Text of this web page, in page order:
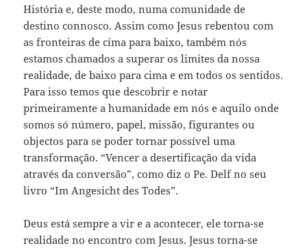
História e, deste modo, numa comunidade de
destino connosco. Assim como Jesus rebentou com
as fronteiras de cima para baixo, também nós
estamos chamados a superar os limites da nossa
realidade, de baixo para cima e em todos os sentidos.
Para isso temos que descobrir e notar
primeiramente a humanidade em nós e aquilo onde
somos só número, papel, missão, figurantes ou
objectos para se poder tornar possível uma
transformação. “Vencer a desertificação da vida
através da conversão”, como diz o Pe. Delf no seu
livro “Im Angesicht des Todes”.
Deus está sempre a vir e a acontecer, ele torna-se
realidade no encontro com Jesus. Jesus torna-se